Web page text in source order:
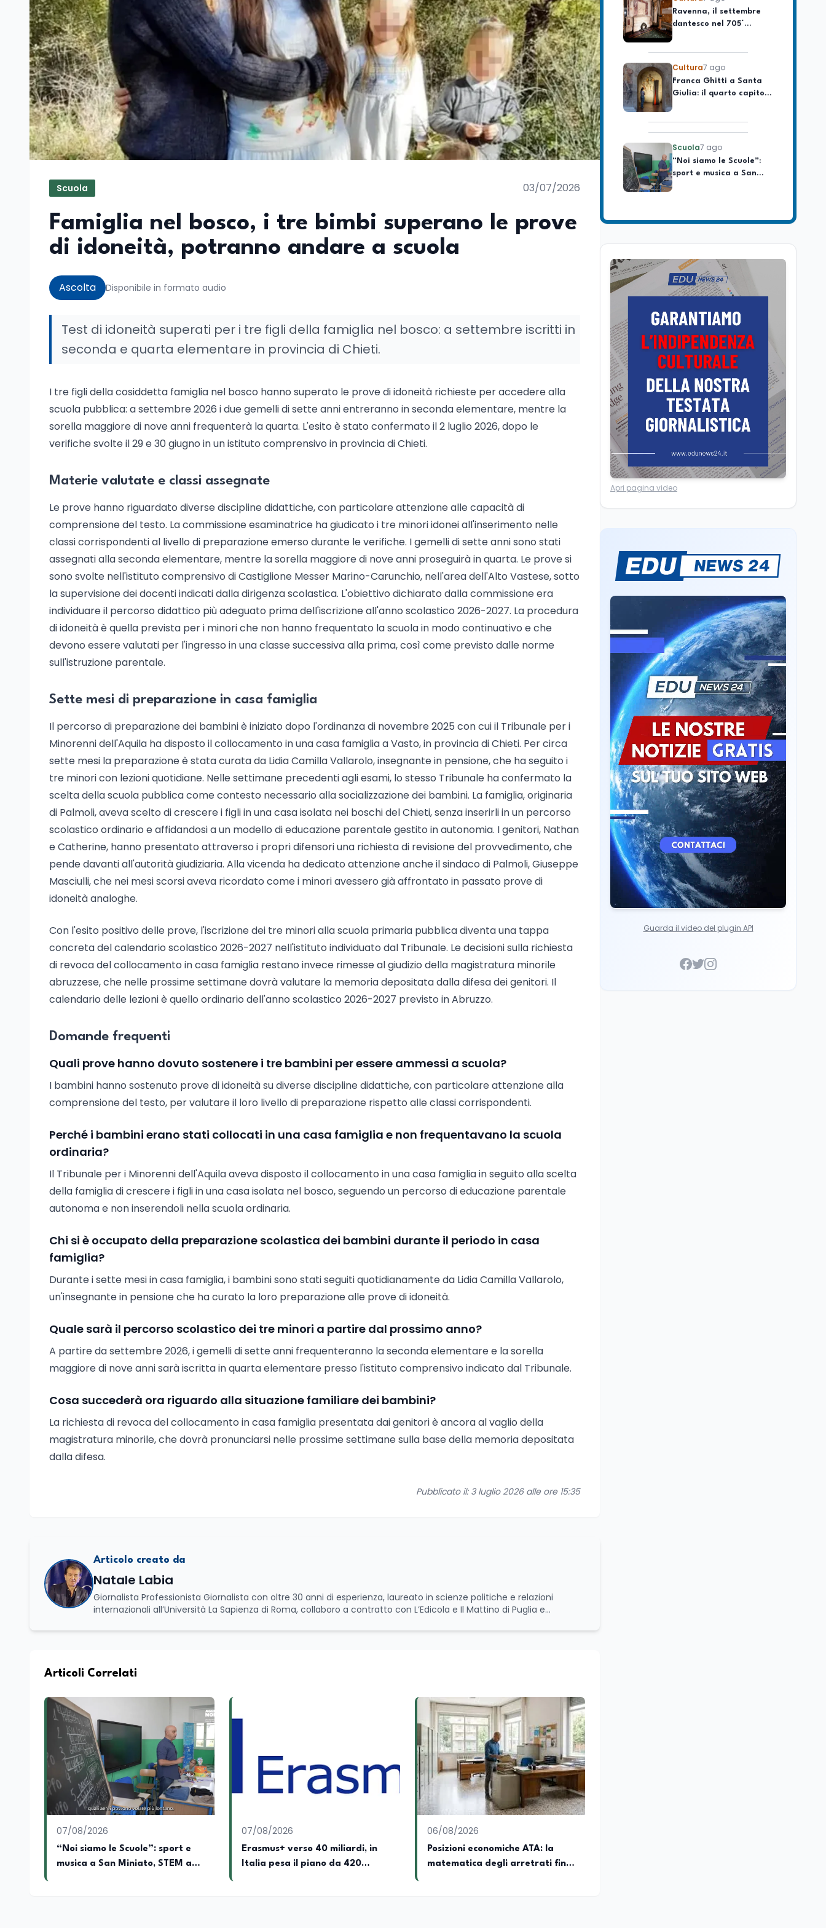
Scuola 03/07/2026
Famiglia nel bosco, i tre bimbi superano le prove
di idoneità, potranno andare a scuola
Ascolta Disponibile in formato audio
Test di idoneità superati per i tre figli della famiglia nel bosco: a settembre iscritti in
seconda e quarta elementare in provincia di Chieti.
I tre figli della cosiddetta famiglia nel bosco hanno superato le prove di idoneità richieste per accedere alla
scuola pubblica: a settembre 2026 i due gemelli di sette anni entreranno in seconda elementare, mentre la
sorella maggiore di nove anni frequenterà la quarta. L'esito è stato confermato il 2 luglio 2026, dopo le
verifiche svolte il 29 e 30 giugno in un istituto comprensivo in provincia di Chieti.
Materie valutate e classi assegnate
Le prove hanno riguardato diverse discipline didattiche, con particolare attenzione alle capacità di
comprensione del testo. La commissione esaminatrice ha giudicato i tre minori idonei all'inserimento nelle
classi corrispondenti al livello di preparazione emerso durante le verifiche. I gemelli di sette anni sono stati
assegnati alla seconda elementare, mentre la sorella maggiore di nove anni proseguirà in quarta. Le prove si
sono svolte nell'istituto comprensivo di Castiglione Messer Marino-Carunchio, nell'area dell'Alto Vastese, sotto
la supervisione dei docenti indicati dalla dirigenza scolastica. L'obiettivo dichiarato dalla commissione era
individuare il percorso didattico più adeguato prima dell'iscrizione all'anno scolastico 2026-2027. La procedura
di idoneità è quella prevista per i minori che non hanno frequentato la scuola in modo continuativo e che
devono essere valutati per l'ingresso in una classe successiva alla prima, così come previsto dalle norme
sull'istruzione parentale.
Sette mesi di preparazione in casa famiglia
Il percorso di preparazione dei bambini è iniziato dopo l'ordinanza di novembre 2025 con cui il Tribunale per i
Minorenni dell'Aquila ha disposto il collocamento in una casa famiglia a Vasto, in provincia di Chieti. Per circa
sette mesi la preparazione è stata curata da Lidia Camilla Vallarolo, insegnante in pensione, che ha seguito i
tre minori con lezioni quotidiane. Nelle settimane precedenti agli esami, lo stesso Tribunale ha confermato la
scelta della scuola pubblica come contesto necessario alla socializzazione dei bambini. La famiglia, originaria
di Palmoli, aveva scelto di crescere i figli in una casa isolata nei boschi del Chieti, senza inserirli in un percorso
scolastico ordinario e affidandosi a un modello di educazione parentale gestito in autonomia. I genitori, Nathan
e Catherine, hanno presentato attraverso i propri difensori una richiesta di revisione del provvedimento, che
pende davanti all'autorità giudiziaria. Alla vicenda ha dedicato attenzione anche il sindaco di Palmoli, Giuseppe
Masciulli, che nei mesi scorsi aveva ricordato come i minori avessero già affrontato in passato prove di
idoneità analoghe.
Con l'esito positivo delle prove, l'iscrizione dei tre minori alla scuola primaria pubblica diventa una tappa
concreta del calendario scolastico 2026-2027 nell'istituto individuato dal Tribunale. Le decisioni sulla richiesta
di revoca del collocamento in casa famiglia restano invece rimesse al giudizio della magistratura minorile
abruzzese, che nelle prossime settimane dovrà valutare la memoria depositata dalla difesa dei genitori. Il
calendario delle lezioni è quello ordinario dell'anno scolastico 2026-2027 previsto in Abruzzo.
Domande frequenti
Quali prove hanno dovuto sostenere i tre bambini per essere ammessi a scuola?
I bambini hanno sostenuto prove di idoneità su diverse discipline didattiche, con particolare attenzione alla
comprensione del testo, per valutare il loro livello di preparazione rispetto alle classi corrispondenti.
Perché i bambini erano stati collocati in una casa famiglia e non frequentavano la scuola
ordinaria?
Il Tribunale per i Minorenni dell'Aquila aveva disposto il collocamento in una casa famiglia in seguito alla scelta
della famiglia di crescere i figli in una casa isolata nel bosco, seguendo un percorso di educazione parentale
autonoma e non inserendoli nella scuola ordinaria.
Chi si è occupato della preparazione scolastica dei bambini durante il periodo in casa
famiglia?
Durante i sette mesi in casa famiglia, i bambini sono stati seguiti quotidianamente da Lidia Camilla Vallarolo,
un'insegnante in pensione che ha curato la loro preparazione alle prove di idoneità.
Quale sarà il percorso scolastico dei tre minori a partire dal prossimo anno?
A partire da settembre 2026, i gemelli di sette anni frequenteranno la seconda elementare e la sorella
maggiore di nove anni sarà iscritta in quarta elementare presso l'istituto comprensivo indicato dal Tribunale.
Cosa succederà ora riguardo alla situazione familiare dei bambini?
La richiesta di revoca del collocamento in casa famiglia presentata dai genitori è ancora al vaglio della
magistratura minorile, che dovrà pronunciarsi nelle prossime settimane sulla base della memoria depositata
dalla difesa.
Pubblicato il: 3 luglio 2026 alle ore 15:35
Articolo creato da
Natale Labia
Giornalista Professionista Giornalista con oltre 30 anni di esperienza, laureato in scienze politiche e relazioni
internazionali all’Università La Sapienza di Roma, collaboro a contratto con L’Edicola e Il Mattino di Puglia e
dell’Istruzione. In particolare, scrivendo delle attività istituzionali con un focus sia sulle iniziative e sui programmi
unico di Italialab srl con cui curo uffici stampa pubblici e privati e sviluppo programmi di valorizzazione culturale e
scritto i volumi Il sindaco di Tutti, edito da Il Castello editore e Dal Rosso al Nero. Ho partecipato al volume
collettivo edito dalla Fondazione Tatarella e da Giubilei Regnani editore sui trent’anni dalla fondazione di Alleanza
nazionale. Per tre legislature sono stato collaboratore parlamentare occupandomi di legge di bilancio e di
politiche agroalimentari con particolare riferimento all’export del Made in Italy e al contrasto dell’Italian sounding,
collaborando con le Camera di commercio italiane all’estero. Appassionato di storia, di sociologia e di costume,
spesso racconto all’interno delle collaborazioni giornalistiche i cambiamenti della società italiana e internazionale
attraverso gli usi, le abitudini e i protagonisti che hanno accompagnato negli anni lo sviluppo e la crescita sociale
e culturale. Pugliese di nascita, vivo a Roma o in un ipotetico altrove.
Articoli Correlati
07/08/2026
“Noi siamo le Scuole”: sport e
musica a San Miniato, STEM a
07/08/2026
Erasmus+ verso 40 miliardi, in
Italia pesa il piano da 420
06/08/2026
Posizioni economiche ATA: la
matematica degli arretrati fino
longevo dell’Italia
repubblicana
dantesco nel 705°
anniversario della morte
Cultura7 ago
Franca Ghitti a Santa
Giulia: il quarto capitolo
dei Palcoscenici
Scuola7 ago
“Noi siamo le Scuole”:
sport e musica a San
Miniato, STEM a Lerici
studente 14enne uccide
Editoriali7 ago
Camere in ferie,
riapertura il 9
elettorale e Rai. La
premier Meloni attesa a
Bari il 4 settembre per
celebrare il governo più
longevo dell’Italia
repubblicana
Cultura7 ago
Ravenna, il settembre
dantesco nel 705°
anniversario della morte
del Sommo Poeta
Cultura7 ago
Franca Ghitti a Santa
Giulia: il quarto capitolo
Scuola7 ago
“Noi siamo le Scuole”:
Sparatoria a Bangkok:
studente 14enne uccide
Editoriali7 ago
Camere in ferie,
riapertura il 9
settembre tra legge
elettorale e Rai. La
premier Meloni attesa a
Bari il 4 settembre per
celebrare il governo più
longevo dell’Italia
repubblicana
Cultura7 ago
Ravenna, il settembre
dantesco nel 705°
anniversario della morte
del Sommo Poeta
Cultura 7 ago
Franca Ghitti a Santa
Giulia: il quarto capitolo
dei Palcoscenici
Apri pagina video
Guarda il video del plugin API